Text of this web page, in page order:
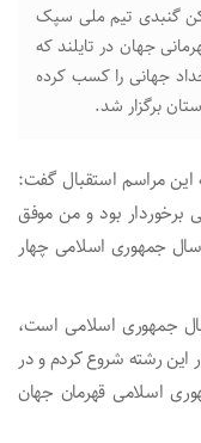
گنبدی تیم ملی سپک
جهان در تایلند که
جهانی را کسب کرده
برگزار شد.
این مراسم استقبال گفت:
برخوردار بود و من موفق
شدم همراه با تیم ملی بزرگسالان و تیم زیر ۲۱ سال جمهوری اسلامی چهار
که کاپیتان تیم سپک تاکرای زیر ۲۱ سال جمهوری اسلامی است،
این رشته شروع کردم و در
جمهوری اسلامی قهرمان جهان